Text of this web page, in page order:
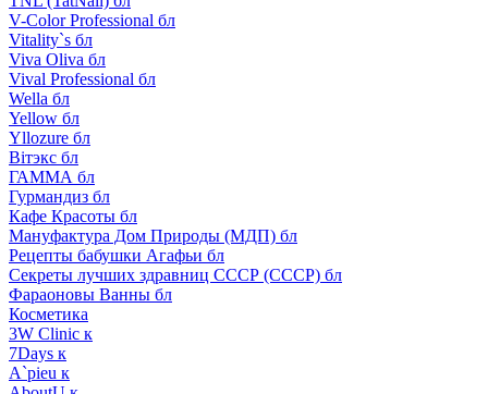
V-Color Professional бл
Vitality`s бл
Viva Oliva бл
Vival Professional бл
Wella бл
Yellow бл
Yllozure бл
Вiтэкс бл
ГАММА бл
Гурмандиз бл
Кафе Красоты бл
Мануфактура Дом Природы (МДП) бл
Рецепты бабушки Агафьи бл
Секреты лучших здравниц СССР (СССР) бл
Фараоновы Ванны бл
Косметика
3W Clinic к
7Days к
A`pieu к